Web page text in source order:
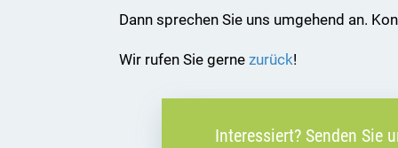
Dann sprechen Sie uns umgehend an.
Wir rufen Sie gernezurück!
Interessiert? Senden Sie